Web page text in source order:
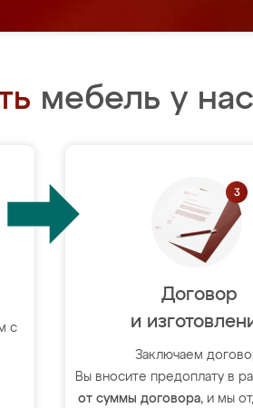
мебель у
с
Договор
и
Заключаем
Вы вносите предоплату в
от суммы договора, и мы